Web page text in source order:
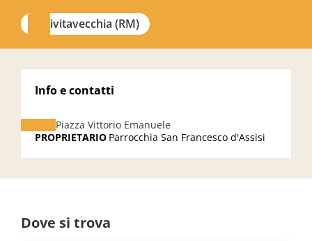
Civitavecchia (RM)
Info e contatti
Piazza Vittorio Emanuele
PROPRIETARIO Parrocchia San Francesco d'Assisi
Dove si trova